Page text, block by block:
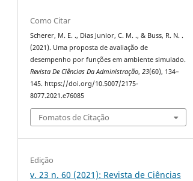
Como Citar
Scherer, M. E. ., Dias Junior, C. M. ., & Buss, R. N. .
(2021). Uma proposta de avaliação de
desempenho por funções em ambiente simulado.
Revista De Ciências Da Administração,23(60), 134–
145. https://doi.org/10.5007/2175-
8077.2021.e76085
Fomatos de Citação
Edição
v. 23 n. 60 (2021): Revista de Ciências